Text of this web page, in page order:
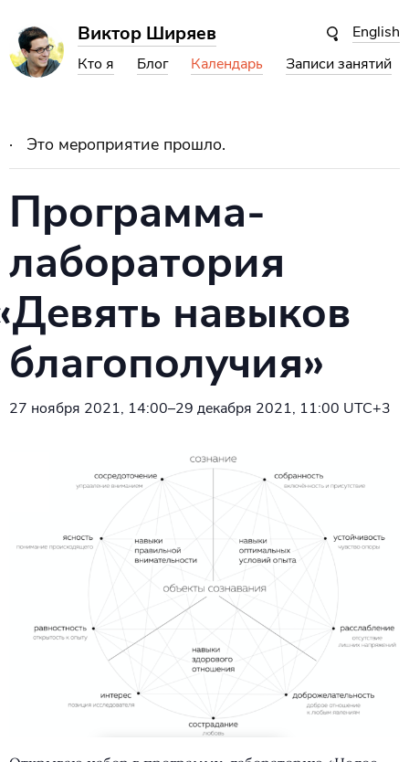
English
Виктор Ширяев
Кто я Блог Календарь Записи занятий
Это мероприятие прошло.
Программа-
лаборатория
Девять навыков
благополучия»
27 ноября 2021, 14:00–29 декабря 2021, 11:00 UTC+3